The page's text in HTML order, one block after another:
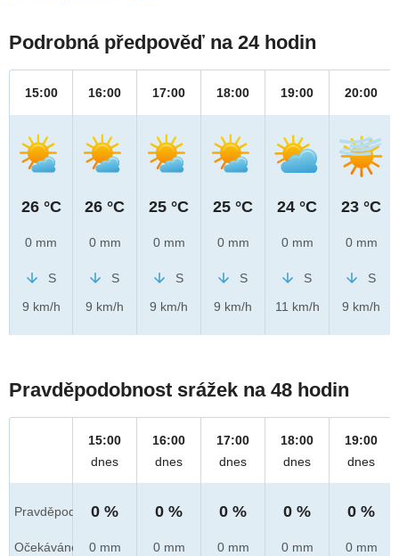
Podrobná předpověď na 24 hodin
15:00
26 °C
0 mm
S
9 km/h
16:00
26 °C
0 mm
S
9 km/h
17:00
25 °C
0 mm
S
9 km/h
18:00
25 °C
0 mm
S
9 km/h
19:00
24 °C
0 mm
S
11 km/h
20:00
23 °C
0 mm
S
9 km/h
Pravděpodobnost srážek na 48 hodin
Pravděpod.
Očekáváno
15:00
dnes
0 %
0 mm
16:00
dnes
0 %
0 mm
17:00
dnes
0 %
0 mm
18:00
dnes
0 %
0 mm
19:00
dnes
0 %
0 mm